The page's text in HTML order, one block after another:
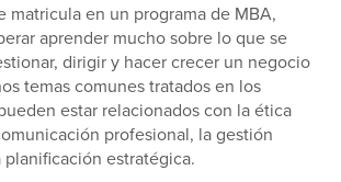
matricula en un programa de MBA,
aprender mucho sobre lo que se
dirigir y hacer crecer un negocio
temas comunes tratados en los
estar relacionados con la ética
profesional, la gestión
estratégica.